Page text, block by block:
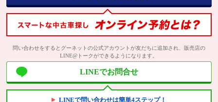
問い合わせをするとグーネットの公式アカウントが友だちに追加され、販売店の
LINE@トークができるようになります。
LINEでお問合せ
LINEで問い合わせは簡単4ステップ！